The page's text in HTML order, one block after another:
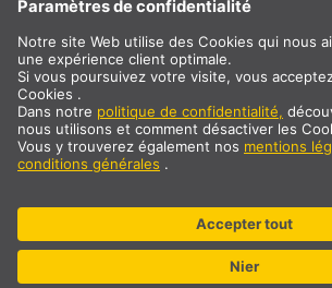
INTERNATIONAL
DE | EN | ES | FR SLV
Sélection du pays
** Les valeurs indiquées correspondent aux
moyens pour une livraison standard sur le
condition que la commande soit reçue avant
encombrants comme les profilés, les
peuvent exiger de plus longs délais